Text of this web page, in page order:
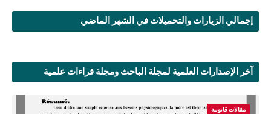
إجمالي الزيارات والتحميلات في الشهر الماضي
آخر الإصدارات العلمية لمجلة الباحث ومجلة قراءات علمية
مقالات قانونية